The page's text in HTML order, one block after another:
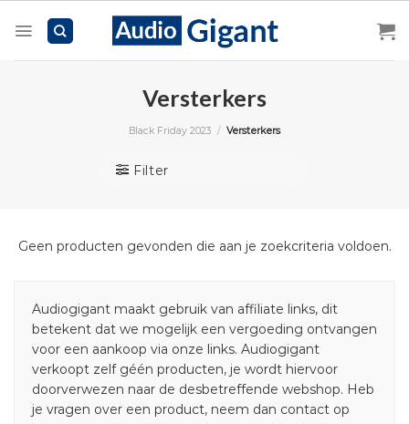
Versterkers
Black Friday 2023 / Versterkers
Filter
Geen producten gevonden die aan je zoekcriteria voldoen.
Audiogigant maakt gebruik van affiliate links, dit
betekent dat we mogelijk een vergoeding ontvangen
voor een aankoop via onze links. Audiogigant
verkoopt zelf géén producten, je wordt hiervoor
doorverwezen naar de desbetreffende webshop. Heb
je vragen over een product, neem dan contact op